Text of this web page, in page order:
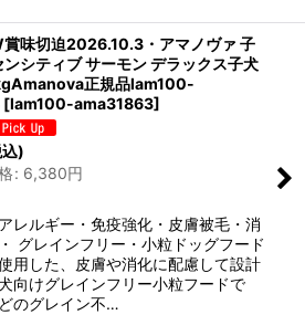
味切迫2026.10.3・アマノヴァ 子
ンシティブ サーモン デラックス子犬
正規品lam100-
[lam100-ama31863]
)
: 6,380円
レルギー・免疫強化・皮膚被毛・消
グレインフリー・小粒ドッグフード
用した、皮膚や消化に配慮して設計
向けグレインフリー小粒フードで
のグレイン不…